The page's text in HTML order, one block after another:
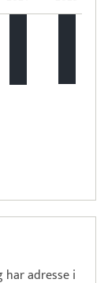
har adresse i